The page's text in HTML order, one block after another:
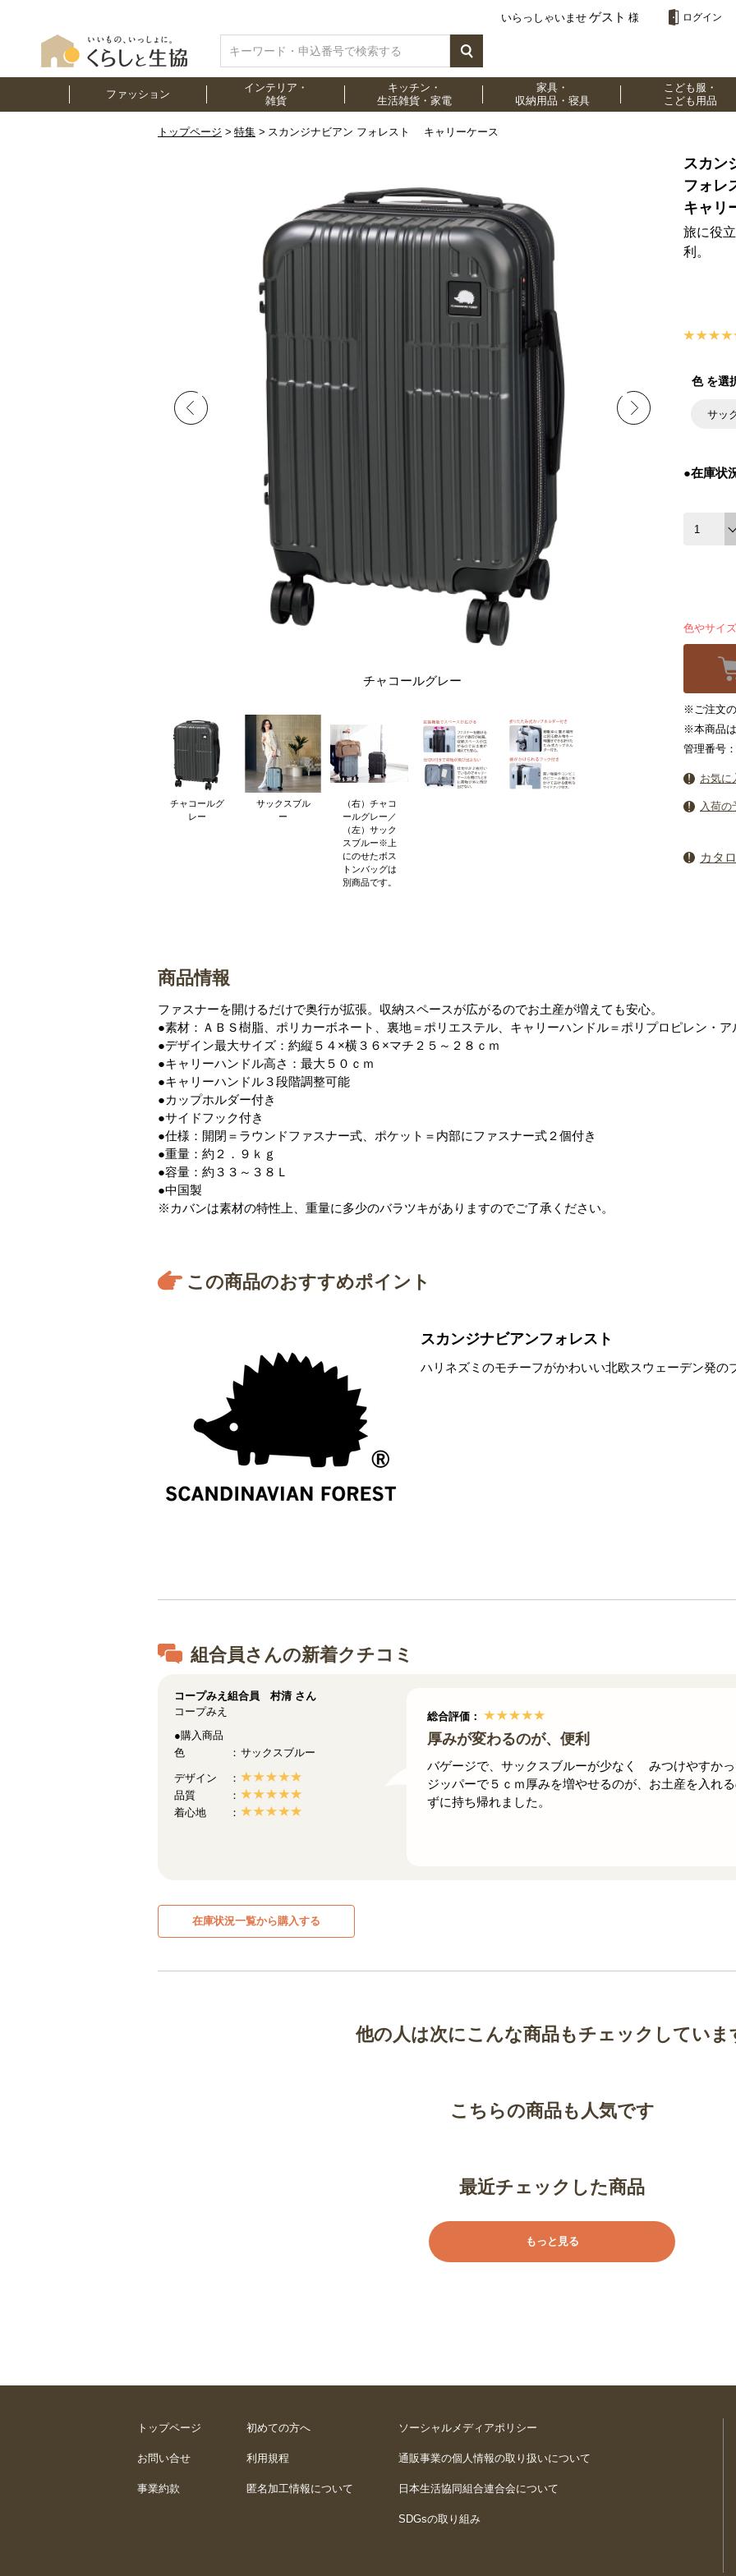
いらっしゃいませ ゲスト 様 ログイン
ファッション
インテリア・
雑貨
キッチン・
生活雑貨・家電
家具・
収納用品・寝具
こども服・
こども用品
トップページ 特集 スカンジナビアン フォレスト キャリーケース
チャコールグレー
チャコールグ
レー
サックスブル
ー
（右）チャコ
ールグレー／
（左）サック
スブルー※上
にのせたボス
トンバッグは
別商品です。
スカン
フォレ
キャリ
旅に役
利。
色 を選
サッ
●在庫状
色やサイ
※ご注文
※本商品は
管理番号
お気に
入荷の
カタ
商品情報
ファスナーを開けるだけで奥行が拡張。収納スペースが広がるのでお土産が増えても安心。
●素材：ＡＢＳ樹脂、ポリカーボネート、裏地＝ポリエステル、キャリーハンドル＝ポリプロピレン・ア
●デザイン最大サイズ：約縦５４×横３６×マチ２５～２８ｃｍ
●キャリーハンドル高さ：最大５０ｃｍ
●キャリーハンドル３段階調整可能
●カップホルダー付き
●サイドフック付き
●仕様：開閉＝ラウンドファスナー式、ポケット＝内部にファスナー式２個付き
●重量：約２．９ｋｇ
●容量：約３３～３８Ｌ
●中国製
※カバンは素材の特性上、重量に多少のバラツキがありますのでご了承ください。
この商品のおすすめポイント
スカンジナビアンフォレスト
ハリネズミのモチーフがかわいい北欧スウェーデン発の
組合員さんの新着クチコミ
総合評価：
厚みが変わるのが、便利
バゲージで、サックスブルーが少なく みつけやすかっ
ジッパーで５ｃｍ厚みを増やせるのが、お土産を入れ
ずに持ち帰れました。
コープみえ組合員 村清 さん
コープみえ
●購入商品
色
サックスブルー
デザイン
品質
着心地
在庫状況一覧から購入する
他の人は次にこんな商品もチェックしていま
こちらの商品も人気です
最近チェックした商品
もっと見る
トップページ
お問い合せ
事業約款
初めての方へ
利用規程
匿名加工情報について
ソーシャルメディアポリシー
通販事業の個人情報の取り扱いについて
日本生活協同組合連合会について
SDGsの取り組み